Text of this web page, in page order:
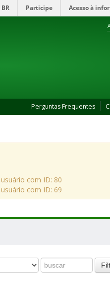
Participe Acesso à
Perguntas Frequentes
com ID: 80
com ID: 69